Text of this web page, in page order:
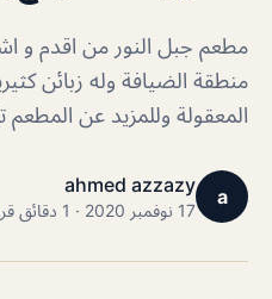
مطعم جبل النور من اقدم و
منطقة الضيافة وله زبائن
المعقولة وللمزيد عن المطعم
a
ahmed azzazy
17 نوفمبر 2020 · 1 دقائق قراءة